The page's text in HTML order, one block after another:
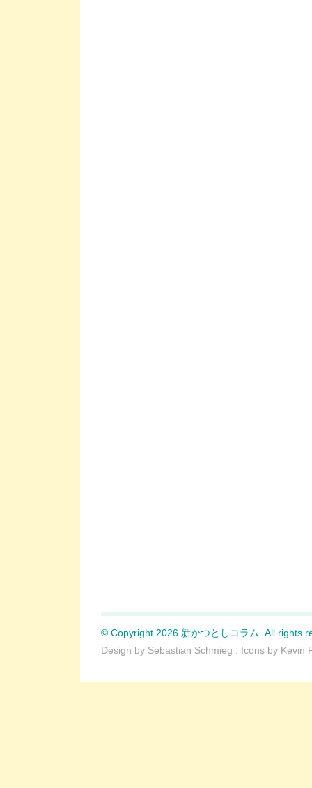
© Copyright 2026 新かつとしコラム. All rights
Design by Sebastian Schmieg . Icons by Kevin